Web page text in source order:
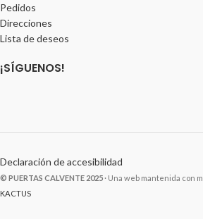
Pedidos
Direcciones
Lista de deseos
¡SÍGUENOS!
Declaración de accesibilidad
© PUERTAS CALVENTE 2025 · Una web mantenida con
KACTUS